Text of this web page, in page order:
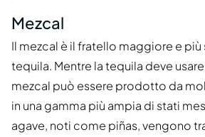
Mezcal
Il mezcal è il fratello maggiore e
tequila. Mentre la tequila deve
mezcal può essere prodotto da
in una gamma più ampia di stati
agave, noti come piñas, vengono